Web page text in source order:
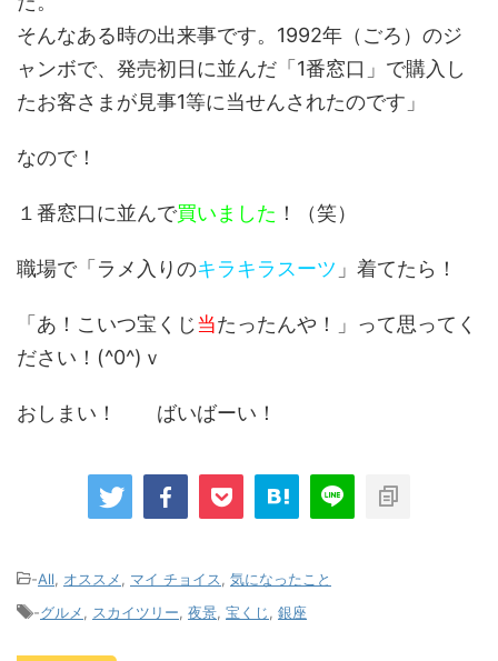
そんなある時の出来事です。1992年（ごろ）のジ
ャンボで、発売初日に並んだ「1番窓口」で購入し
たお客さまが見事1等に当せんされたのです」
なので！
１番窓口に並んで買いました ！（笑）
職場で「ラメ入りのキラキラスーツ 」着てたら！
「あ！こいつ宝くじ当たったんや！」って思ってく
ださい！(^0^)ｖ
おしまい！ ばいばーい！
-All, オススメ, マイ チョイス, 気になったこと
-グルメ, スカイツリー, 夜景, 宝くじ, 銀座